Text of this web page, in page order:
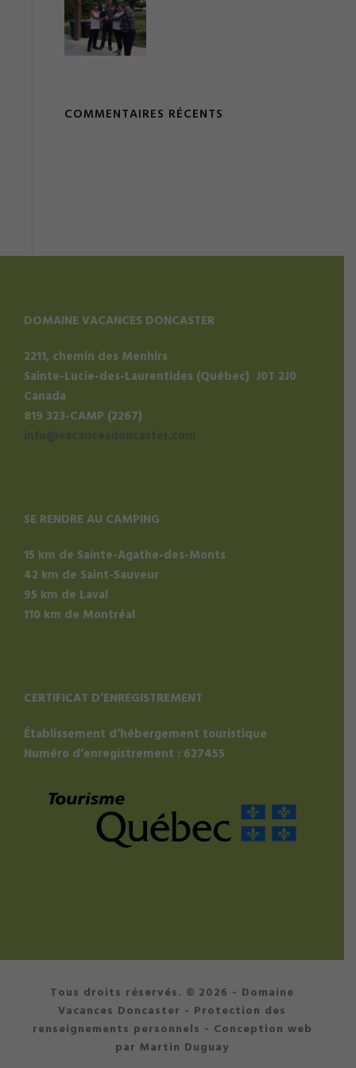
COMMENTAIRES RÉCENTS
DOMAINE VACANCES DONCASTER
2211, chemin des Menhirs
Sainte-Lucie-des-Laurentides (Québec) J0T 2J0
Canada
819 323-CAMP (2267)
SE RENDRE AU CAMPING
15 km de Sainte-Agathe-des-Monts
42 km de Saint-Sauveur
95 km de Laval
110 km de Montréal
CERTIFICAT D’ENREGISTREMENT
Établissement d’hébergement touristique
Numéro d’enregistrement : 627455
Tous droits réservés. © 2026 - Domaine
Vacances Doncaster - Protection des
renseignements personnels - Conception web
par Martin Duguay